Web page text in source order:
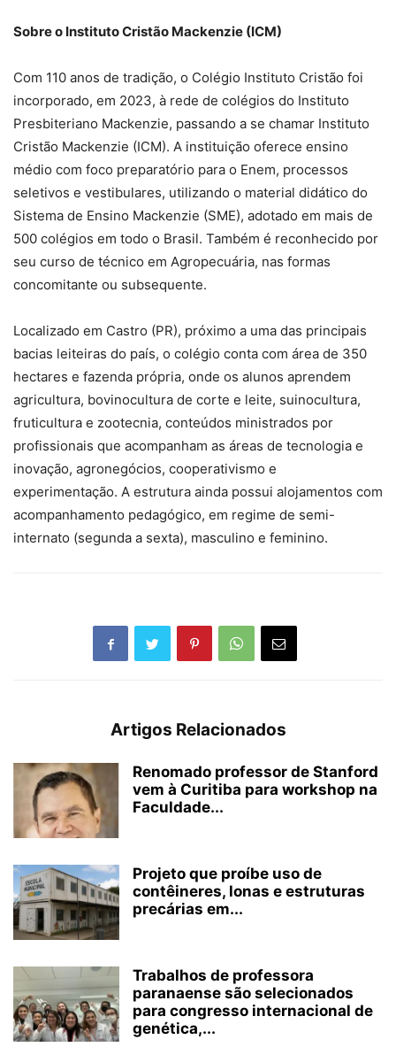
Sobre o Instituto Cristão Mackenzie (ICM)
Com 110 anos de tradição, o Colégio Instituto Cristão foi
incorporado, em 2023, à rede de colégios do Instituto
Presbiteriano Mackenzie, passando a se chamar Instituto
Cristão Mackenzie (ICM). A instituição oferece ensino
médio com foco preparatório para o Enem, processos
seletivos e vestibulares, utilizando o material didático do
Sistema de Ensino Mackenzie (SME), adotado em mais de
500 colégios em todo o Brasil. Também é reconhecido por
seu curso de técnico em Agropecuária, nas formas
concomitante ou subsequente.
Localizado em Castro (PR), próximo a uma das principais
bacias leiteiras do país, o colégio conta com área de 350
hectares e fazenda própria, onde os alunos aprendem
agricultura, bovinocultura de corte e leite, suinocultura,
fruticultura e zootecnia, conteúdos ministrados por
profissionais que acompanham as áreas de tecnologia e
inovação, agronegócios, cooperativismo e
experimentação. A estrutura ainda possui alojamentos com
acompanhamento pedagógico, em regime de semi-
internato (segunda a sexta), masculino e feminino.
Artigos Relacionados
Renomado professor de Stanford
vem à Curitiba para workshop na
Faculdade...
Projeto que proíbe uso de
contêineres, lonas e estruturas
precárias em...
Trabalhos de professora
paranaense são selecionados
para congresso internacional de
genética,...